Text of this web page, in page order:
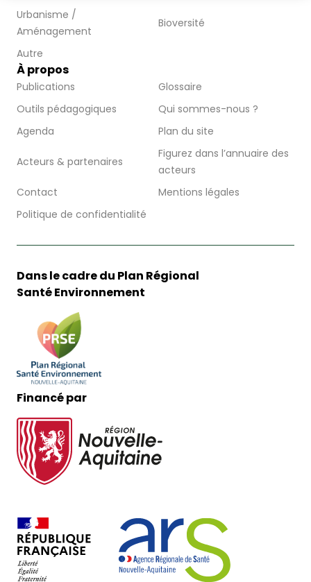
Urbanisme /
Aménagement
Bioversité
Autre
À propos
Publications
Glossaire
Outils pédagogiques
Qui sommes-nous ?
Agenda
Plan du site
Acteurs & partenaires
Figurez dans l’annuaire des
acteurs
Contact
Mentions légales
Politique de confidentialité
Dans le cadre du Plan Régional
Santé Environnement
Financé par